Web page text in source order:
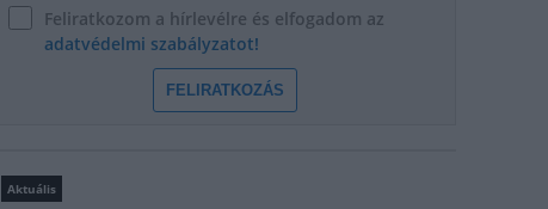
Feliratkozom a hírlevélre és elfogadom az
adatvédelmi szabályzatot!
FELIRATKOZÁS
Aktuális